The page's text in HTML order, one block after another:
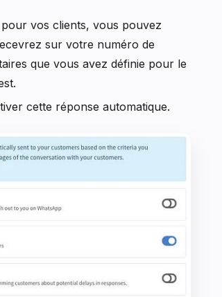
vos clients, vous pouvez
sur votre numéro de
que vous avez définie pour le
cette réponse automatique.